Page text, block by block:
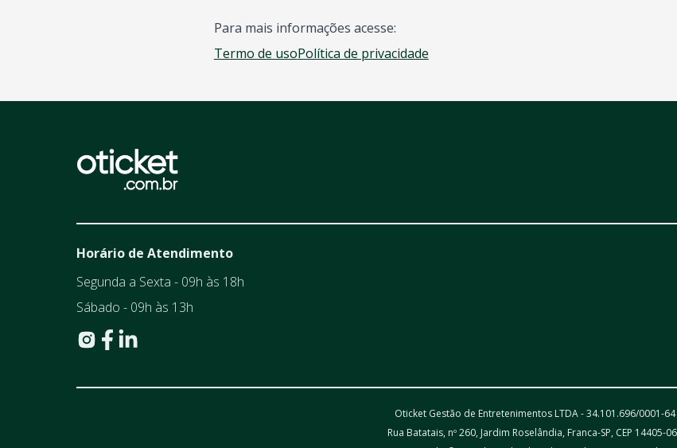
Para mais informações acesse:
Termo de usoPolítica de privacidade
Horário de Atendimento
Segunda a Sexta - 09h às 18h
Sábado - 09h às 13h
Oticket Gestão de Entretenimentos LTDA - 34.101.696/0001-64
Rua Batatais, nº 260, Jardim Roselândia, Franca-SP, CEP 14405-